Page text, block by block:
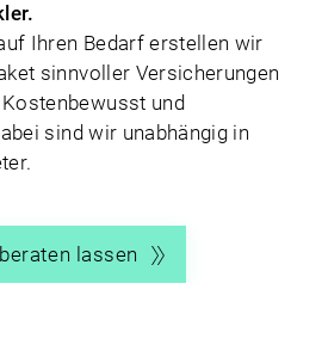
Ihren Bedarf erstellen wir
sinnvoller Versicherungen
und
sind wir unabhängig in
lassen